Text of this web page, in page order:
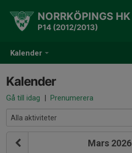
Kalender
NORRKÖPINGS HK
P14 (2012/2013)
Kalender
Gå till idag | Prenumerera
Mars 2026